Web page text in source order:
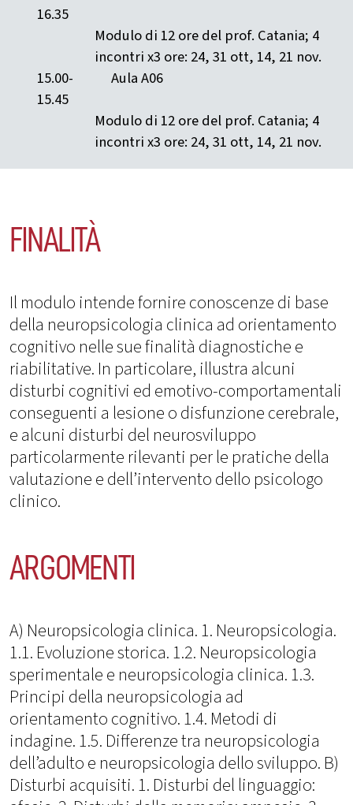
16.35
Modulo di 12 ore del prof. Catania; 4
incontri x3 ore: 24, 31 ott, 14, 21 nov.
15.00-
15.45
Aula A06
Modulo di 12 ore del prof. Catania; 4
incontri x3 ore: 24, 31 ott, 14, 21 nov.
FINALITÀ
Il modulo intende fornire conoscenze di base
della neuropsicologia clinica ad orientamento
cognitivo nelle sue finalità diagnostiche e
riabilitative. In particolare, illustra alcuni
disturbi cognitivi ed emotivo-comportamentali
conseguenti a lesione o disfunzione cerebrale,
e alcuni disturbi del neurosviluppo
particolarmente rilevanti per le pratiche della
valutazione e dell’intervento dello psicologo
clinico.
ARGOMENTI
A) Neuropsicologia clinica. 1. Neuropsicologia.
1.1. Evoluzione storica. 1.2. Neuropsicologia
sperimentale e neuropsicologia clinica. 1.3.
Principi della neuropsicologia ad
orientamento cognitivo. 1.4. Metodi di
indagine. 1.5. Differenze tra neuropsicologia
dell’adulto e neuropsicologia dello sviluppo. B)
Disturbi acquisiti. 1. Disturbi del linguaggio: